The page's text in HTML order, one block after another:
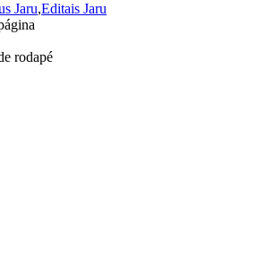
Jaru,Editais Jaru
rodapé